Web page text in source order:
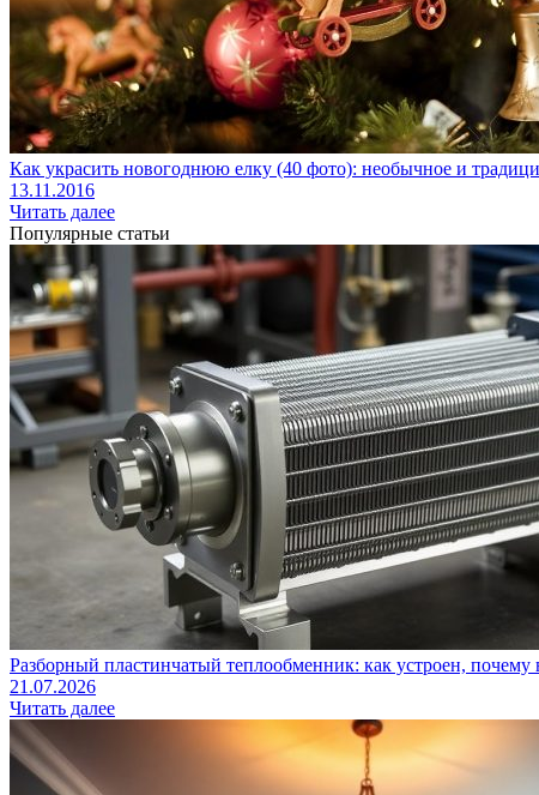
Как украсить новогоднюю елку (40 фото): необычное и
13.11.2016
Читать далее
Популярные статьи
Разборный пластинчатый теплообменник: как устроен,
21.07.2026
Читать далее